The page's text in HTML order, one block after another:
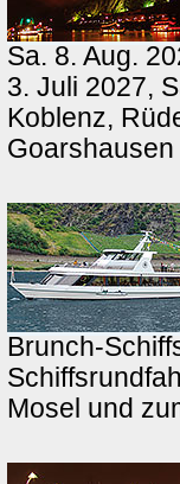
Sa. 8. Aug.
3. Juli 2027,
Koblenz,
Goarshausen
Brunch-
Mosel und